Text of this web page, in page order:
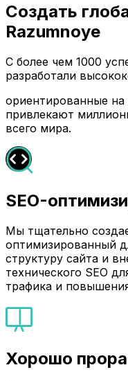
Создать
Razumnoye
С более чем 1000
разработали
ориентированные
привлекают
всего мира.
SEO-
Мы тщательно
оптимизированный
структуру сайта и
технического SEO
трафика и
Хорошо